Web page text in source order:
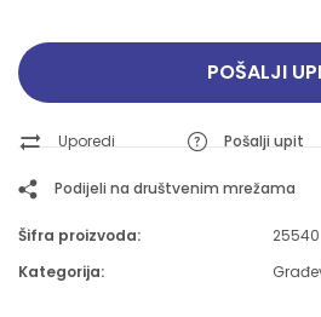
POŠALJI
Uporedi Pošalji upit
Podijeli na društvenim mrežama
Šifra proizvoda:
25540
Kategorija: